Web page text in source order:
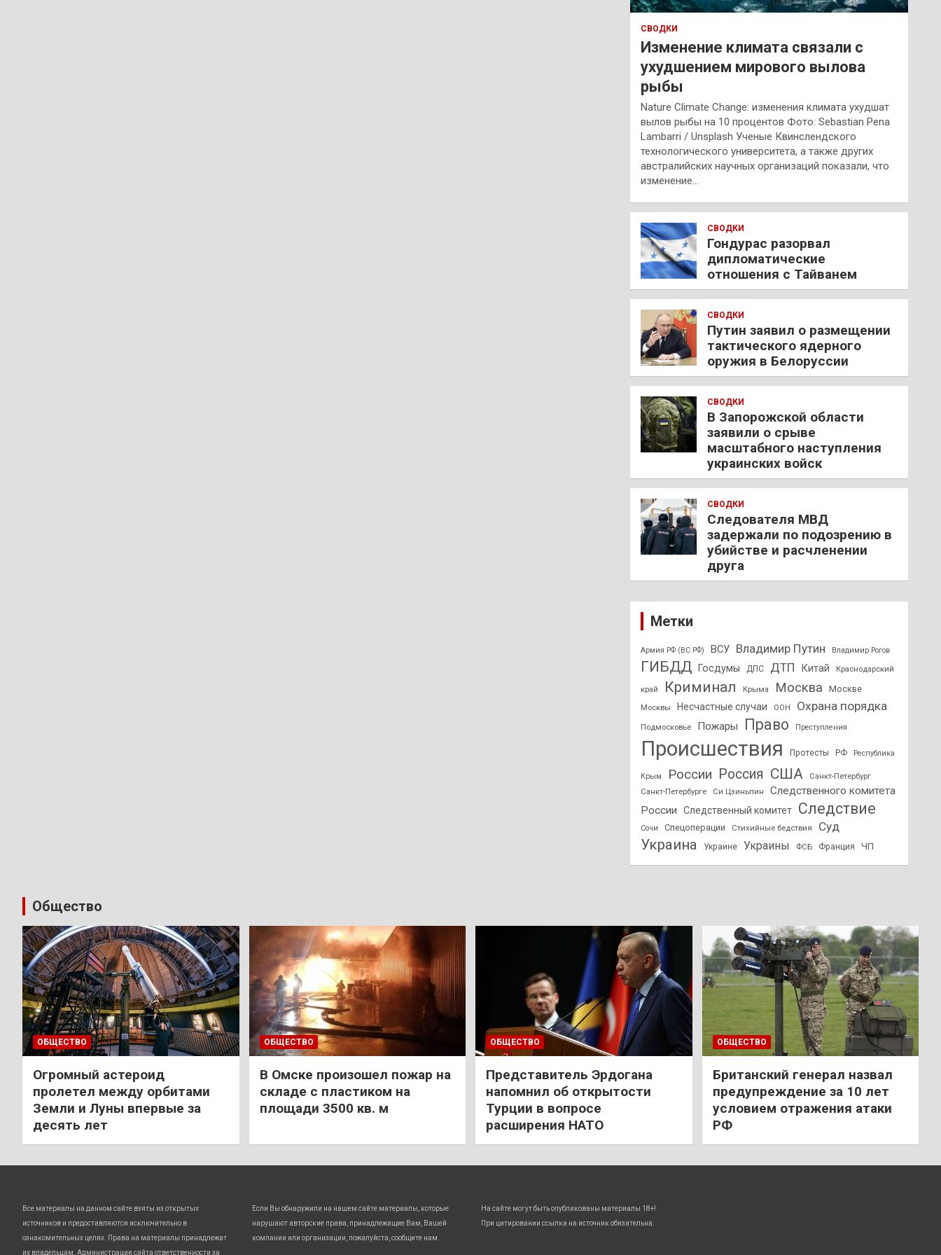
СВОДКИ
Изменение климата связали с
ухудшением мирового вылова
рыбы
Nature Climate Change: изменения климата ухудшат
вылов рыбы на 10 процентов Фото: Sebastian Pena
Lambarri / Unsplash Ученые Квинслендского
технологического университета, а также других
австралийских научных организаций показали, что
изменение…
СВОДКИ
Гондурас разорвал
дипломатические
отношения с Тайванем
СВОДКИ
Путин заявил о размещении
тактического ядерного
оружия в Белоруссии
СВОДКИ
В Запорожской области
заявили о срыве
масштабного наступления
украинских войск
СВОДКИ
Следователя МВД
задержали по подозрению в
убийстве и расчленении
друга
Метки
Армия РФ (ВС РФ) ВСУ Владимир Путин Владимир Рогов
ГИБДД Госдумы ДПС ДТП Китай Краснодарский
край Криминал Крыма Москва Москве
Москвы Несчастные случаи ООН Охрана порядка
Подмосковье Пожары Право Преступления
Происшествия Протесты РФ Республика
Крым России Россия США
Санкт-Петербург
Санкт-Петербурге
Си Цзиньпин
Следственного комитета
России
Следственный комитет Следствие
Сочи Спецоперации Стихийные бедствия Суд
Украина Украине Украины ФСБ Франция ЧП
Общество
ОБЩЕСТВО
Огромный астероид
пролетел между орбитами
Земли и Луны впервые за
десять лет
ОБЩЕСТВО
В Омске произошел пожар на
складе с пластиком на
площади 3500 кв. м
ОБЩЕСТВО
Представитель Эрдогана
напомнил об открытости
Турции в вопросе
расширения НАТО
ОБЩЕСТВО
Британский генерал назвал
предупреждение за 10 лет
условием отражения атаки
РФ
Все материалы на данном сайте взяты из открытых
источников и предоставляются исключительно в
ознакомительных целях. Права на материалы принадлежат
их владельцам. Администрация сайта ответственности за
Если Вы обнаружили на нашем сайте материалы, которые
нарушают авторские права, принадлежащие Вам, Вашей
компании или организации, пожалуйста, сообщите нам.
На сайте могут быть опубликованы материалы 18+!
При цитировании ссылка на источник обязательна.